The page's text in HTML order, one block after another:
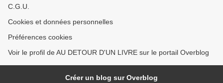
C.G.U.
Cookies et données personnelles
Préférences cookies
Voir le profil de AU DETOUR D'UN LIVRE sur le portail Overblog
Créer un blog sur Overblog